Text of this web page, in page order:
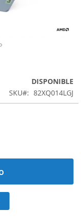
DISPONIBLE
SKU
82XQ014LGJ